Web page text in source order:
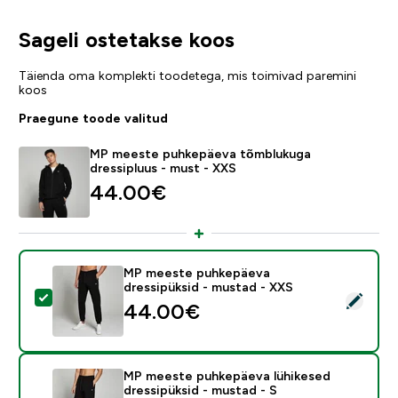
Sageli ostetakse koos
Täienda oma komplekti toodetega, mis toimivad paremini
koos
Praegune toode valitud
MP meeste puhkepäeva tõmblukuga
dressipluus - must - XXS
44.00€‎
Vali see toode - MP meeste puhkepäeva dressipüksid
MP meeste puhkepäeva
dressipüksid - mustad - XXS
44.00€‎
MP meeste puhkepäeva lühikesed
dressipüksid - mustad - S